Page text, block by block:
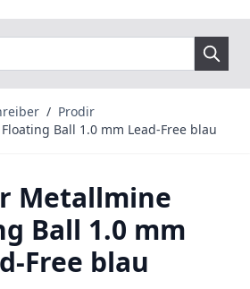
/ Prodir
Ball 1.0 mm Lead-Free blau
Metallmine
Ball 1.0 mm
Free blau